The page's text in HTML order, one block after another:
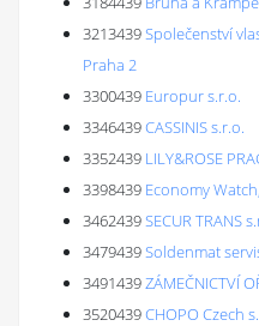
3213439Společenství
Praha 2
3300439 Europur s.r.o.
3346439CASSINIS s.r.o.
3352439 LILY&ROSE
3398439 Economy
3462439SECUR TRANS
3479439Soldenmat
3491439ZÁMEČNICTVÍ
3520439CHOPO Czech